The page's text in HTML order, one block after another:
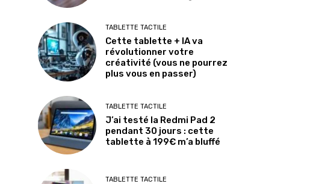
TABLETTE TACTILE
Cette tablette + IA va
révolutionner votre
créativité (vous ne pourrez
plus vous en passer)
TABLETTE TACTILE
J’ai testé la Redmi Pad 2
pendant 30 jours : cette
tablette à 199€ m’a bluffé
TABLETTE TACTILE